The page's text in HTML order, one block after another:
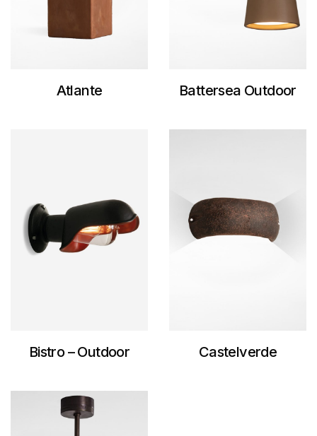
Atlante Battersea Outdoor
Bistro – Outdoor Castelverde